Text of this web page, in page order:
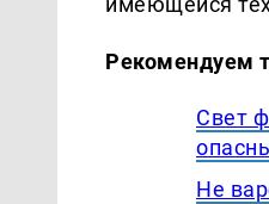
Рекомендуем
Свет
Не